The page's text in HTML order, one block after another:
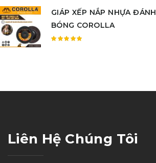
hạng
5.00 5
GIÁP XẾP NẮP NHỰA ĐÁNH
BÓNG COROLLA
Liên Hệ Chúng Tôi